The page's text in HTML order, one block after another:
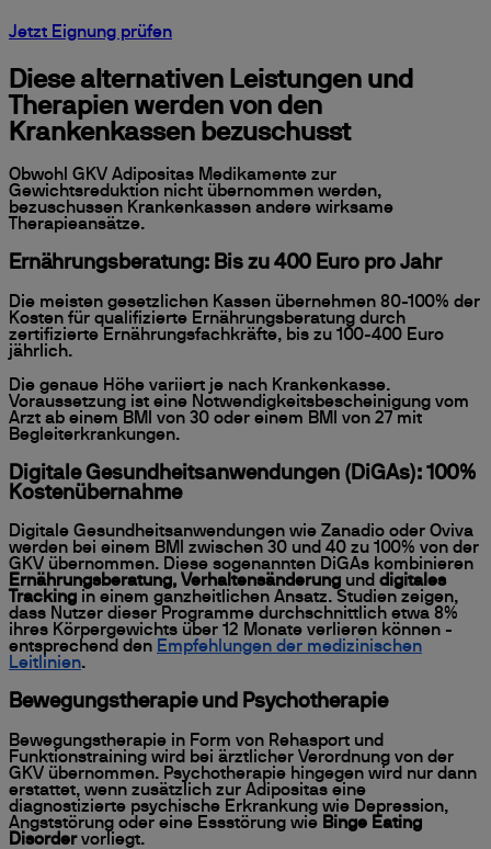
Jetzt Eignung prüfen
Diese alternativen Leistungen und
Therapien werden von den
Krankenkassen bezuschusst
Obwohl GKV Adipositas Medikamente zur
Gewichtsreduktion nicht übernommen werden,
bezuschussen Krankenkassen andere wirksame
Therapieansätze.
Ernährungsberatung: Bis zu 400 Euro pro Jahr
Die meisten gesetzlichen Kassen übernehmen 80-100% der
Kosten für qualifizierte Ernährungsberatung durch
zertifizierte Ernährungsfachkräfte, bis zu 100-400 Euro
jährlich.
Die genaue Höhe variiert je nach Krankenkasse.
Voraussetzung ist eine Notwendigkeitsbescheinigung vom
Arzt ab einem BMI von 30 oder einem BMI von 27 mit
Begleiterkrankungen.
Digitale Gesundheitsanwendungen (DiGAs): 100%
Kostenübernahme
Digitale Gesundheitsanwendungen wie Zanadio oder Oviva
werden bei einem BMI zwischen 30 und 40 zu 100% von der
GKV übernommen. Diese sogenannten DiGAs kombinieren
Ernährungsberatung, Verhaltensänderung und digitales
Tracking in einem ganzheitlichen Ansatz. Studien zeigen,
dass Nutzer dieser Programme durchschnittlich etwa 8%
ihres Körpergewichts über 12 Monate verlieren können -
entsprechend den Empfehlungen der medizinischen
Leitlinien.
Bewegungstherapie und Psychotherapie
Bewegungstherapie in Form von Rehasport und
Funktionstraining wird bei ärztlicher Verordnung von der
GKV übernommen. Psychotherapie hingegen wird nur dann
erstattet, wenn zusätzlich zur Adipositas eine
diagnostizierte psychische Erkrankung wie Depression,
Angststörung oder eine Essstörung wie Binge Eating
Disordervorliegt.